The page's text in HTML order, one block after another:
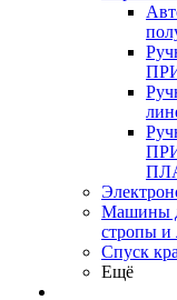
Машины
стропы и
Спуск
Ещё